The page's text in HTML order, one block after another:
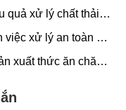
quả xử lý chất thải
việc xử lý an toàn và
xuất thức ăn chăn